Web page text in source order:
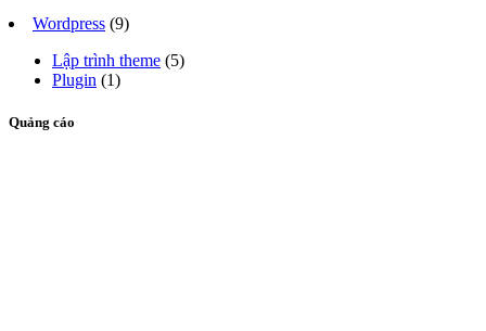
Wordpress (9)
Lập trình theme (5)
Plugin (1)
Quảng cáo